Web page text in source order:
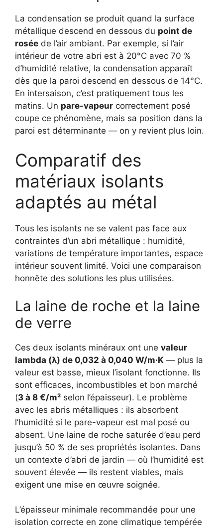
La condensation se produit quand la surface
métallique descend en dessous du point de
rosée de l’air ambiant. Par exemple, si l’air
intérieur de votre abri est à 20°C avec 70 %
d’humidité relative, la condensation apparaît
dès que la paroi descend en dessous de 14°C.
En intersaison, c’est pratiquement tous les
matins. Un pare-vapeur correctement posé
coupe ce phénomène, mais sa position dans la
paroi est déterminante — on y revient plus loin.
Comparatif des
matériaux isolants
adaptés au métal
Tous les isolants ne se valent pas face aux
contraintes d’un abri métallique : humidité,
variations de température importantes, espace
intérieur souvent limité. Voici une comparaison
honnête des solutions les plus utilisées.
La laine de roche et la laine
de verre
Ces deux isolants minéraux ont une valeur
lambda (λ) de 0,032 à 0,040 W/m·K — plus la
valeur est basse, mieux l’isolant fonctionne. Ils
sont efficaces, incombustibles et bon marché
(3 à 8 €/m² selon l’épaisseur). Le problème
avec les abris métalliques : ils absorbent
l’humidité si le pare-vapeur est mal posé ou
absent. Une laine de roche saturée d’eau perd
jusqu’à 50 % de ses propriétés isolantes. Dans
un contexte d’abri de jardin — où l’humidité est
souvent élevée — ils restent viables, mais
exigent une mise en œuvre soignée.
L’épaisseur minimale recommandée pour une
isolation correcte en zone climatique tempérée